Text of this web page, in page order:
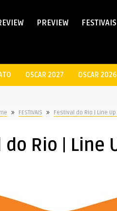
PREVIEW FESTIVAIS
OSCAR 2027 OSCAR 2026
FESTIVAIS Festival do Rio | Line
Rio | Line